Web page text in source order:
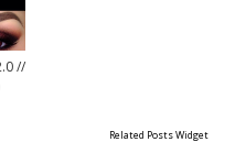
//
Related Posts Widget